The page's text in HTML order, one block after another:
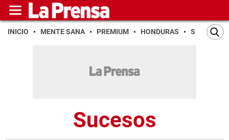
INICIO MENTE SANA PREMIUM HONDURAS SAN PEDRO
Sucesos